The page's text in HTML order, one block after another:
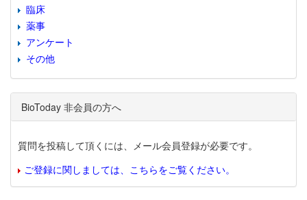
臨床
薬事
アンケート
その他
BioToday 非会員の方へ
質問を投稿して頂くには、メール会員登録が必要です。
ご登録に関しましては、こちらをご覧ください。